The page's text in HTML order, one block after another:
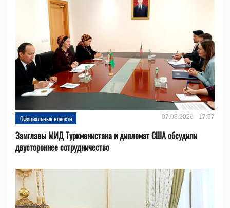
Официальные новости 07.08.2026 - 17:57
Замглавы МИД Туркменистана и дипломат США обсудили
двустороннее сотрудничество